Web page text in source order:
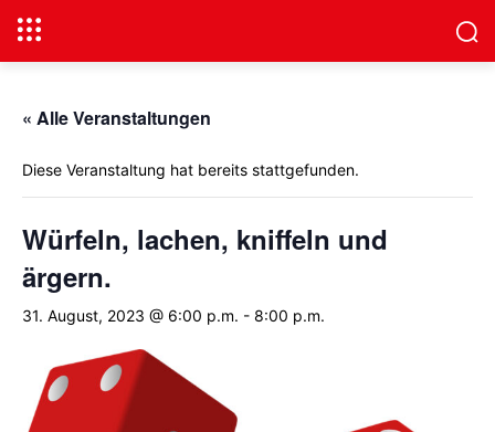
« Alle Veranstaltungen
Diese Veranstaltung hat bereits stattgefunden.
Würfeln, lachen, kniffeln und
ärgern.
31. August, 2023 @ 6:00 p.m. - 8:00 p.m.